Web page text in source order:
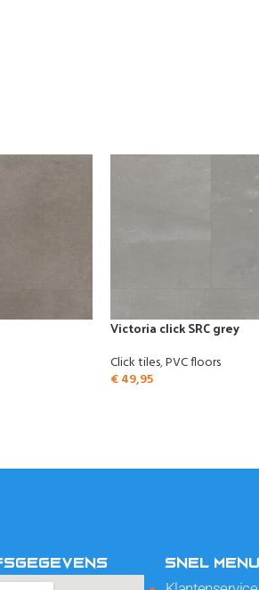
Victoria click SRC grey
Click tiles,PVC floors
€49,95
SNEL MENU